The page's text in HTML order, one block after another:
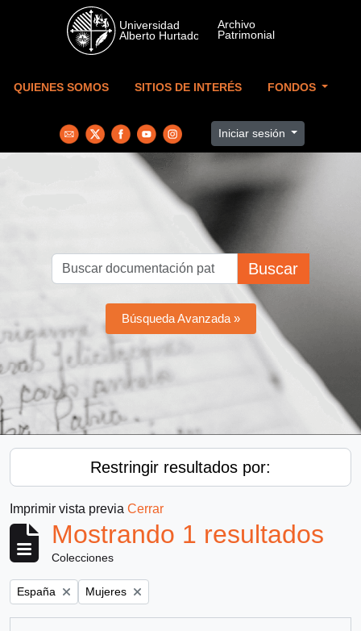
Skip to main content
QUIENES SOMOS SITIOS DE INTERÉS FONDOS
Iniciar sesión
Buscar
Búsqueda Avanzada »
Restringir resultados por:
Imprimir vista previa Cerrar
Mostrando 1 resultados
Colecciones
Remove filter:
España Remove filter:
Mujeres